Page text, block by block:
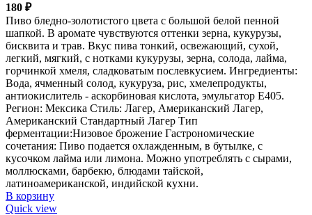
180 ₽
Пиво бледно-золотистого цвета с большой белой пенной
шапкой. В аромате чувствуются оттенки зерна, кукурузы,
бисквита и трав. Вкус пива тонкий, освежающий, сухой,
легкий, мягкий, с нотками кукурузы, зерна, солода, лайма,
горчинкой хмеля, сладковатым послевкусием. Ингредиенты:
Вода, ячменный солод, кукуруза, рис, хмелепродукты,
антиокислитель - аскорбиновая кислота, эмульгатор Е405.
Регион: Мексика Стиль: Лагер, Американский Лагер,
Американский Стандартный Лагер Тип
ферментации:Низовое брожение Гастрономические
сочетания: Пиво подается охлажденным, в бутылке, с
кусочком лайма или лимона. Можно употреблять с сырами,
моллюсками, барбекю, блюдами тайской,
латиноамериканской, индийской кухни.
В корзину
Quick view